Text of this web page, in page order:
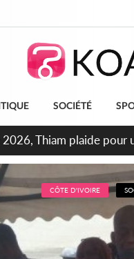
SOCIÉTÉ
Thiam plaide pour
CÔTE D'IVOIRE